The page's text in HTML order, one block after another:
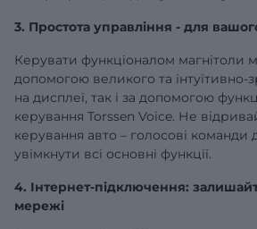
3. Простота управління - для
Керувати функціоналом магнітоли
допомогою великого та інтуїтивно-
на дисплеї, так і за допомогою
керування Torssen Voice. Не
керування авто – голосові команди
увімкнути всі основні функції.
4. Інтернет-підключення:
мережі